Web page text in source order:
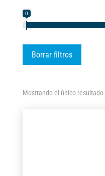
0
Borrar filtros
Mostrando el único resultado